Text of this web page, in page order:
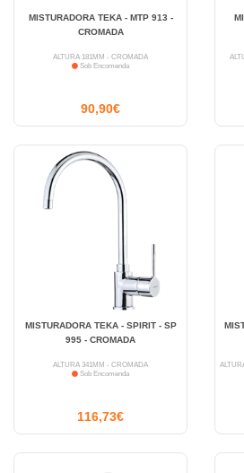
MISTURADORA TEKA - MTP 913 -
CROMADA
ALTURA 181MM - CROMADA
Sob Encomenda
90,90€
MISTURADORA TEKA - SPIRIT - SP
995 - CROMADA
ALTURA 341MM - CROMADA
Sob Encomenda
116,73€